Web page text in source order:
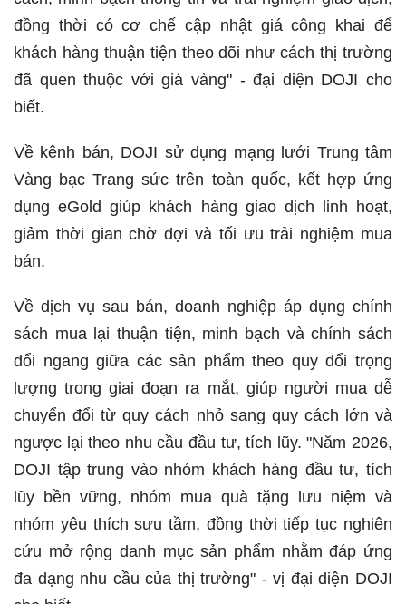
đồng thời có cơ chế cập nhật giá công khai để
khách hàng thuận tiện theo dõi như cách thị trường
đã quen thuộc với giá vàng" - đại diện DOJI cho
biết.
Về kênh bán, DOJI sử dụng mạng lưới Trung tâm
Vàng bạc Trang sức trên toàn quốc, kết hợp ứng
dụng eGold giúp khách hàng giao dịch linh hoạt,
giảm thời gian chờ đợi và tối ưu trải nghiệm mua
bán.
Về dịch vụ sau bán, doanh nghiệp áp dụng chính
sách mua lại thuận tiện, minh bạch và chính sách
đổi ngang giữa các sản phẩm theo quy đổi trọng
lượng trong giai đoạn ra mắt, giúp người mua dễ
chuyển đổi từ quy cách nhỏ sang quy cách lớn và
ngược lại theo nhu cầu đầu tư, tích lũy. "Năm 2026,
DOJI tập trung vào nhóm khách hàng đầu tư, tích
lũy bền vững, nhóm mua quà tặng lưu niệm và
nhóm yêu thích sưu tầm, đồng thời tiếp tục nghiên
cứu mở rộng danh mục sản phẩm nhằm đáp ứng
đa dạng nhu cầu của thị trường" - vị đại diện DOJI